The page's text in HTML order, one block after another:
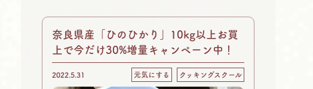
奈良県産「ひのひかり」10kg以上お買
上で今だけ30%増量キャンペーン中！
2022.5.31 元気にする クッキングスクール